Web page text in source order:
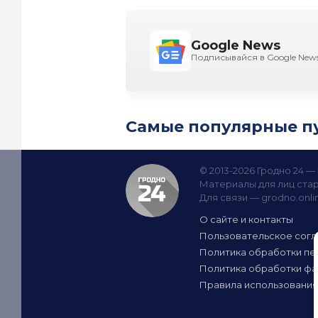
Google News
Подписывайся в Google
Самые популярные
© 2013-2026 Гродно 24
Материалы для лиц
Для связи —
О сайте и контакты
Пользовательское
Политика обработки
Политика обработки
Правила